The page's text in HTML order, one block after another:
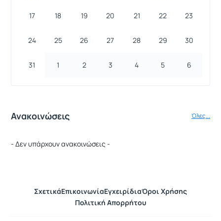
17 18 19 20 21 22 23
24 25 26 27 28 29 30
31 1 2 3 4 5 6
Ανακοινώσεις Όλες...
- Δεν υπάρχουν ανακοινώσεις -
ΣχετικάΕπικοινωνίαΕγχειρίδιαΌροι Χρήσης
Πολιτική Απορρήτου